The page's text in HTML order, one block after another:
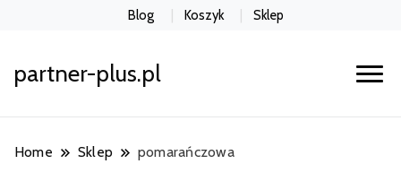
Blog Koszyk Sklep
partner-plus.pl
Home Sklep pomarańczowa